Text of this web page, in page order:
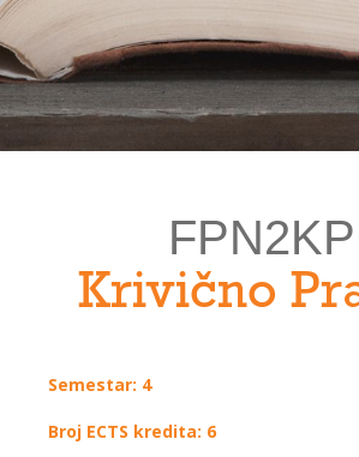
Krivično
Semestar: 4
Broj ECTS kredita: 6